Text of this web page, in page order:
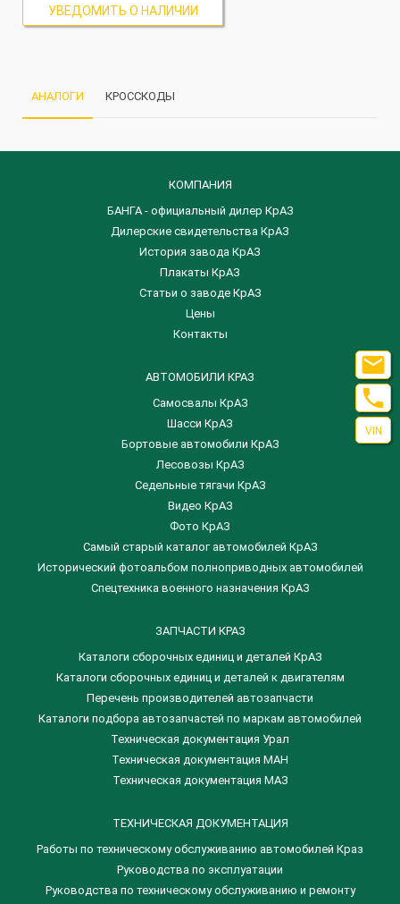
УВЕДОМИТЬ О НАЛИЧИИ
АНАЛОГИ КРОССКОДЫ
КОМПАНИЯ
БАНГА - официальный дилер КрАЗ
Дилерские свидетельства КрАЗ
История завода КрАЗ
Плакаты КрАЗ
Статьи о заводе КрАЗ
Цены
Контакты
АВТОМОБИЛИ КРАЗ
Самосвалы КрАЗ
Шасси КрАЗ
Бортовые автомобили КрАЗ
Лесовозы КрАЗ
Седельные тягачи КрАЗ
Видео КрАЗ
Фото КрАЗ
Самый старый каталог автомобилей КрАЗ
Исторический фотоальбом полноприводных автомобилей
Спецтехника военного назначения КрАЗ
ЗАПЧАСТИ КРАЗ
Каталоги сборочных единиц и деталей КрАЗ
​Каталоги сборочных единиц и деталей к двигателям
Перечень производителей автозапчасти
Каталоги подбора автозапчастей по маркам автомобилей
Техническая документация Урал
Техническая документация МАН
Техническая документация МАЗ
ТЕХНИЧЕСКАЯ ДОКУМЕНТАЦИЯ
Работы по техническому обслуживанию автомобилей Краз
Руководства по эксплуатации
Руководства по техническому обслуживанию и ремонту


VIN